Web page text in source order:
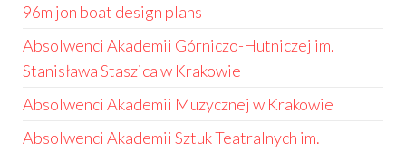
96m jon boat design plans
Absolwenci Akademii Górniczo-Hutniczej im.
Stanisława Staszica w Krakowie
Absolwenci Akademii Muzycznej w Krakowie
Absolwenci Akademii Sztuk Teatralnych im.